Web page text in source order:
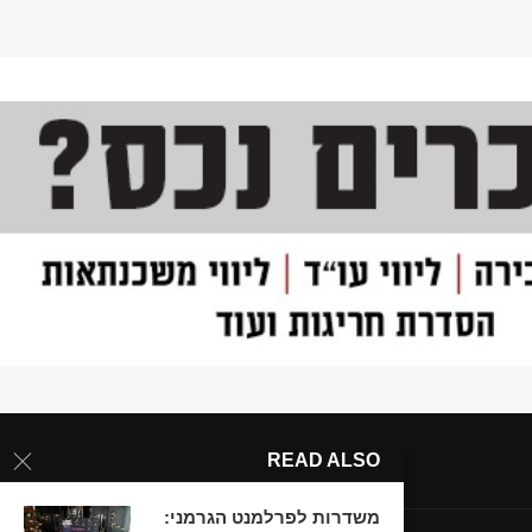
READ ALSO
משדרות לפרלמנט הגרמני: